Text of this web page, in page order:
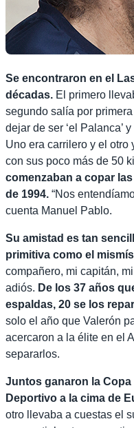
Se encontraron en el
décadas. El primero
segundo salía por
dejar de ser ‘el Palanca’
Uno era carrilero y el otro
con sus poco más de 50
comenzaban a copar
de 1994. “Nos
cuenta Manuel Pablo.
Su amistad es tan
primitiva como el
compañero, mi capitán, mi
adiós. De los 37 años
espaldas, 20 se los
solo el año que Valerón
acercaron a la élite en el
separarlos.
Juntos ganaron la Copa
Deportivo a la cima de
otro llevaba a cuestas el